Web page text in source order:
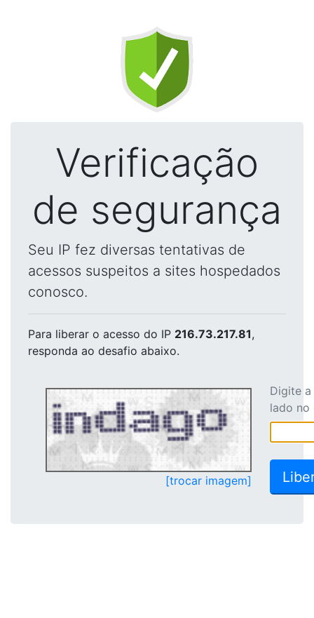
Verificação
de segurança
Seu IP fez diversas tentativas de
acessos suspeitos a sites hospedados
conosco.
Para liberar o acesso do IP 216.73.217.81,
responda ao desafio abaixo.
[trocar imagem]
Digite
lado no